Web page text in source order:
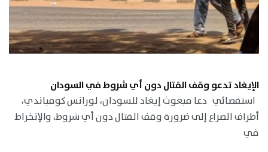
الإيغاد تدعو وقف القتال دون أي شروط في السودان
استقصائي دعا مبعوث إيغاد للسودان، لورانس كومباندي،
أطراف الصراع إلى ضرورة وقف القتال دون أي شروط، والإنخراط
في